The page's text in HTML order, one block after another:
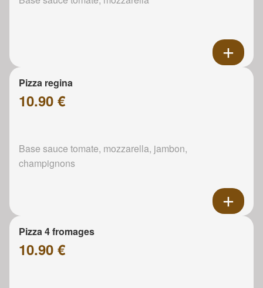
Pizza regina
10.90 €
Base sauce tomate, mozzarella, jambon,
champignons
Pizza 4 fromages
10.90 €